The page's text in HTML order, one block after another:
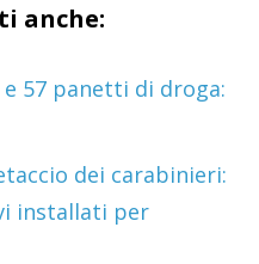
anche:
57 panetti di droga:
dei carabinieri:
installati per